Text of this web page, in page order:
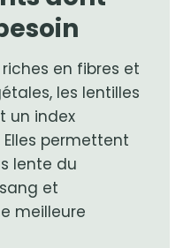
riches en fibres et
les lentilles
un index
permettent
lente du
et
meilleure